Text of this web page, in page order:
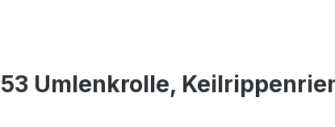
Umlenkrolle,